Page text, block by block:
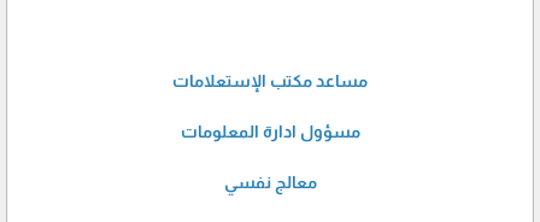
مساعد مكتب الإستعلامات
مسؤول ادارة المعلومات
معالج نفسي